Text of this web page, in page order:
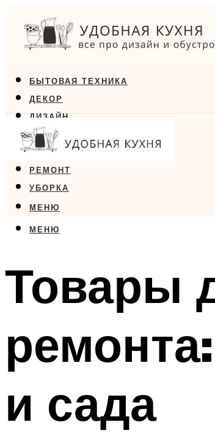
БЫТОВАЯ ТЕХНИКА
ДЕКОР
ДИЗАЙН
ЕДА
МЕБЕЛЬ
РЕМОНТ
УБОРКА
МЕНЮ
МЕНЮ
Товары
и сада